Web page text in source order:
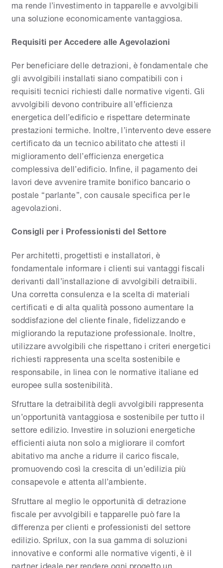
ma rende l’investimento in tapparelle e avvolgibili
una soluzione economicamente vantaggiosa.
Requisiti per Accedere alle Agevolazioni
Per beneficiare delle detrazioni, è fondamentale che
gli avvolgibili installati siano compatibili con i
requisiti tecnici richiesti dalle normative vigenti. Gli
avvolgibili devono contribuire all’efficienza
energetica dell’edificio e rispettare determinate
prestazioni termiche. Inoltre, l’intervento deve essere
certificato da un tecnico abilitato che attesti il
miglioramento dell’efficienza energetica
complessiva dell’edificio. Infine, il pagamento dei
lavori deve avvenire tramite bonifico bancario o
postale “parlante”, con causale specifica per le
agevolazioni.
Consigli per i Professionisti del Settore
Per architetti, progettisti e installatori, è
fondamentale informare i clienti sui vantaggi fiscali
derivanti dall’installazione di avvolgibili detraibili.
Una corretta consulenza e la scelta di materiali
certificati e di alta qualità possono aumentare la
soddisfazione del cliente finale, fidelizzando e
migliorando la reputazione professionale. Inoltre,
utilizzare avvolgibili che rispettano i criteri energetici
richiesti rappresenta una scelta sostenibile e
responsabile, in linea con le normative italiane ed
europee sulla sostenibilità.
Sfruttare la detraibilità degli avvolgibili rappresenta
un’opportunità vantaggiosa e sostenibile per tutto il
settore edilizio. Investire in soluzioni energetiche
efficienti aiuta non solo a migliorare il comfort
abitativo ma anche a ridurre il carico fiscale,
promuovendo così la crescita di un’edilizia più
consapevole e attenta all’ambiente.
Sfruttare al meglio le opportunità di detrazione
fiscale per avvolgibili e tapparelle può fare la
differenza per clienti e professionisti del settore
edilizio. Sprilux, con la sua gamma di soluzioni
innovative e conformi alle normative vigenti, è il